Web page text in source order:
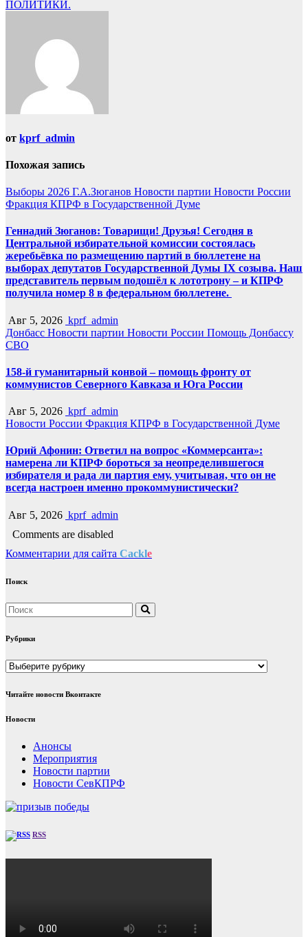
ПОЛИТИКИ.
от kprf_admin
Похожая запись
Выборы 2026 Г.А.Зюганов Новости партии Новости России
Фракция КПРФ в Государственной Думе
Геннадий Зюганов: Товарищи! Друзья! Сегодня в
Центральной избирательной комиссии состоялась
жеребьёвка по размещению партий в бюллетене на
выборах депутатов Государственной Думы IX созыва. Наш
представитель первым подошёл к лототрону – и КПРФ
получила номер 8 в федеральном бюллетене.
Авг 5, 2026 kprf_admin
Донбасс Новости партии Новости России Помощь Донбассу
СВО
158-й гуманитарный конвой – помощь фронту от
коммунистов Северного Кавказа и Юга России
Авг 5, 2026 kprf_admin
Новости России Фракция КПРФ в Государственной Думе
Юрий Афонин: Ответил на вопрос «Коммерсанта»:
намерена ли КПРФ бороться за неопределившегося
избирателя и рада ли партия ему, учитывая, что он не
всегда настроен именно прокоммунистически?
Авг 5, 2026 kprf_admin
Comments are disabled
Комментарии для сайта Cackle
Поиск
Рубрики
Рубрики
Читайте новости Вконтакте
Новости
Анонсы
Мероприятия
Новости партии
Новости СевКПРФ
RSS